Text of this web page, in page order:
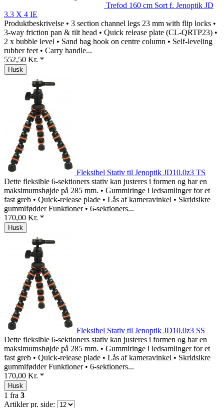
Trefod 160 cm Sort f. Jenoptik JD
3.3 X 4 IE
Produktbeskrivelse • 3 section channel legs 23 mm with flip locks •
3-way friction pan & tilt head • Quick release plate (CL-QRTP23) •
2 x bubble level • Sand bag hook on centre column • Self-leveling
rubber feet • Carry handle...
552,50 Kr. *
Husk
Fleksibel Stativ til Jenoptik JD10.0z3 TS
Dette fleksible 6-sektioners stativ kan justeres i formen og har en
maksimumshøjde på 285 mm. • Gummiringe i ledsamlinger for et
fast greb • Quick-release plade • Lås af kameravinkel • Skridsikre
gummifødder Funktioner • 6-sektioners...
170,00 Kr. *
Husk
Fleksibel Stativ til Jenoptik JD10.0z3 SS
Dette fleksible 6-sektioners stativ kan justeres i formen og har en
maksimumshøjde på 285 mm. • Gummiringe i ledsamlinger for et
fast greb • Quick-release plade • Lås af kameravinkel • Skridsikre
gummifødder Funktioner • 6-sektioners...
170,00 Kr. *
Husk
1 fra 3
Artikler pr. side: